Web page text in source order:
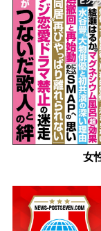
女